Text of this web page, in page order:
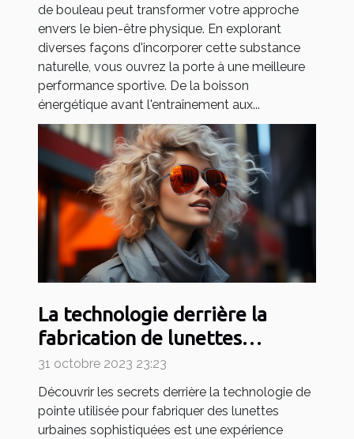
de bouleau peut transformer votre approche
envers le bien-être physique. En explorant
diverses façons d'incorporer cette substance
naturelle, vous ouvrez la porte à une meilleure
performance sportive. De la boisson
énergétique avant l'entraînement aux...
La technologie derrière la
fabrication de lunettes
urbaines sophistiquées
31 octobre 2023 23:23
Découvrir les secrets derrière la technologie de
pointe utilisée pour fabriquer des lunettes
urbaines sophistiquées est une expérience